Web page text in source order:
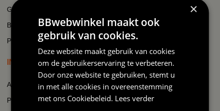
Gezinsuitbreiding
Boer
Padel
INFORMATIE
Algemene voorwaarden
Privacy
×
BBwebwinkel maakt ook
gebruik van cookies.
Deze website maakt gebruik van cookies
om de gebruikerservaring te verbeteren.
Door onze website te gebruiken, stemt u
in met alle cookies in overeenstemming
met ons Cookiebeleid. Lees verder